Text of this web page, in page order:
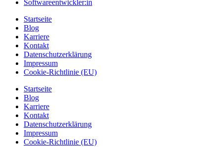
Softwareentwickler:in
Startseite
Blog
Karriere
Kontakt
Datenschutzerklärung
Impressum
Cookie-Richtlinie (EU)
Startseite
Blog
Karriere
Kontakt
Datenschutzerklärung
Impressum
Cookie-Richtlinie (EU)